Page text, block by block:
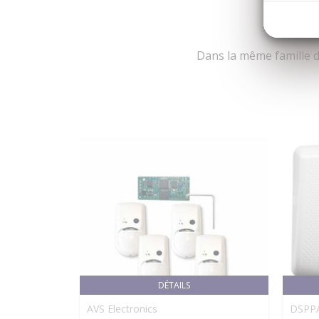
Dans la même famille
DÉTAILS
AVS Electronics